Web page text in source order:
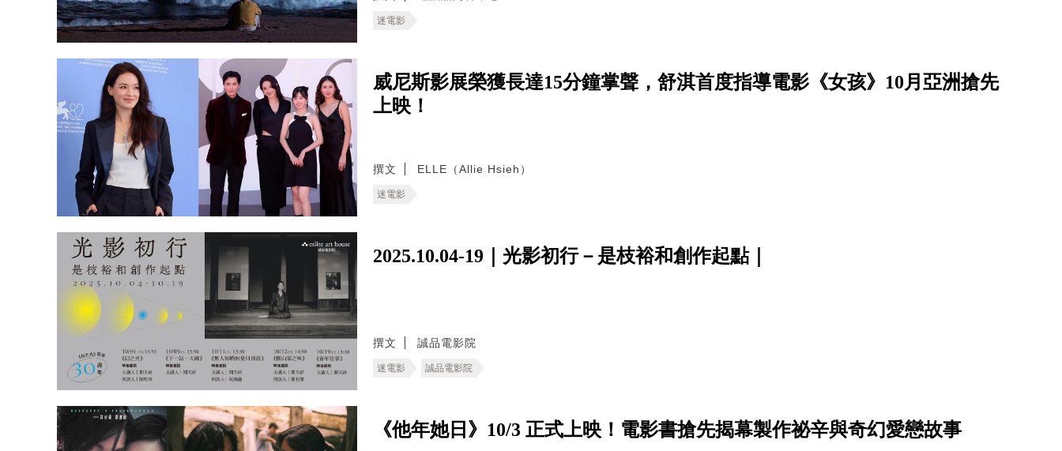
迷電影
威尼斯影展榮獲長達15分鐘掌聲，舒淇首度指導電影《女孩》10月亞洲搶先
上映！
撰文 ELLE（Allie Hsieh）
迷電影
2025.10.04-19｜光影初行－是枝裕和創作起點｜
撰文 誠品電影院
迷電影 誠品電影院
《他年她日》10/3 正式上映！電影書搶先揭幕製作祕辛與奇幻愛戀故事